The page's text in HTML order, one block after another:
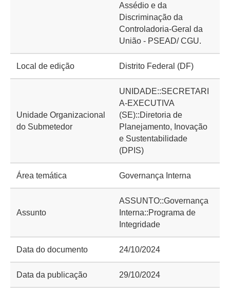
Assédio e da
Discriminação da
Controladoria-Geral da
União - PSEAD/ CGU.
Local de edição Distrito Federal (DF)
Unidade Organizacional
do Submetedor
UNIDADE::SECRETARI
A-EXECUTIVA
(SE)::Diretoria de
Planejamento, Inovação
e Sustentabilidade
(DPIS)
Área temática Governança Interna
Assunto
ASSUNTO::Governança
Interna::Programa de
Integridade
Data do documento 24/10/2024
Data da publicação 29/10/2024